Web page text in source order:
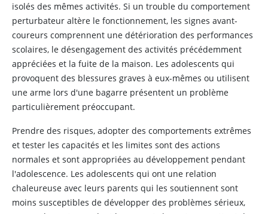
isolés des mêmes activités. Si un trouble du comportement
perturbateur altère le fonctionnement, les signes avant-
coureurs comprennent une détérioration des performances
scolaires, le désengagement des activités précédemment
appréciées et la fuite de la maison. Les adolescents qui
provoquent des blessures graves à eux-mêmes ou utilisent
une arme lors d'une bagarre présentent un problème
particulièrement préoccupant.
Prendre des risques, adopter des comportements extrêmes
et tester les capacités et les limites sont des actions
normales et sont appropriées au développement pendant
l'adolescence. Les adolescents qui ont une relation
chaleureuse avec leurs parents qui les soutiennent sont
moins susceptibles de développer des problèmes sérieux,